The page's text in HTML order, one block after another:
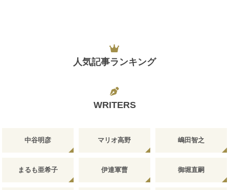
人気記事ランキング
WRITERS
中谷明彦 マリオ高野 嶋田智之
まるも亜希子 伊達軍曹 御堀直嗣